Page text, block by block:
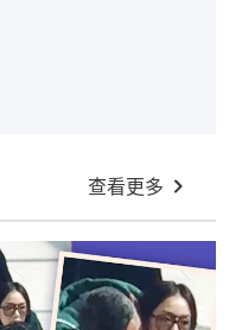
查看更多